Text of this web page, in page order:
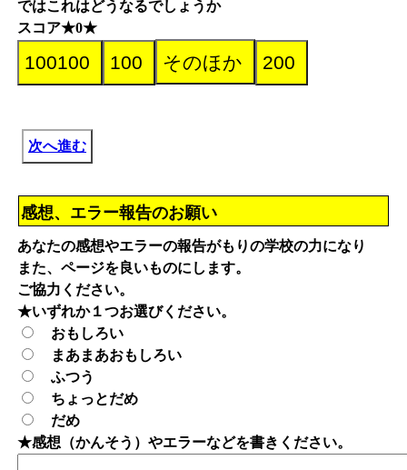
ではこれはどうなるでしょうか
スコア★0★
次へ進む
感想、エラー報告のお願い
あなたの感想やエラーの報告がもりの学校の力になり
また、ページを良いものにします。
ご協力ください。
★いずれか１つお選びください。
おもしろい
まあまあおもしろい
ふつう
ちょっとだめ
だめ
★感想（かんそう）やエラーなどを書きください。